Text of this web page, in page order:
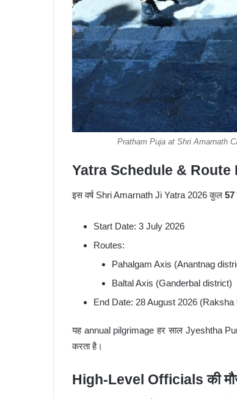
Pratham Puja at Shri Amarnath
Yatra Schedule & Route
इस वर्ष Shri Amarnath Ji Yatra 2026 कुल 57
Start Date: 3 July 2026
Routes:
Pahalgam Axis (Anantnag
Baltal Axis (Ganderbal district)
End Date: 28 August 2026 (Raksha
यह annual pilgrimage हर साल Jyeshtha
करता है।
High-Level Officials की